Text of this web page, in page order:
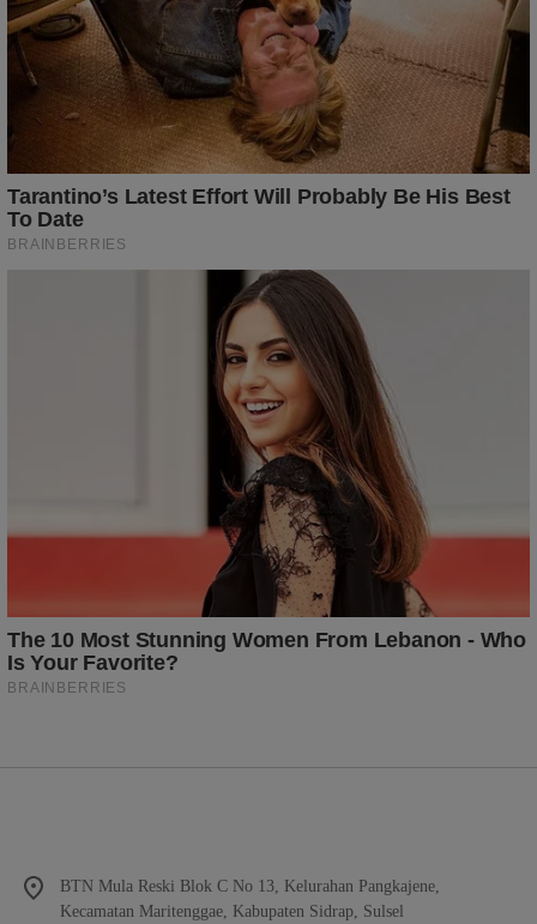
BTN Mula Reski Blok C No 13, Kelurahan Pangkajene,
Kecamatan Maritenggae, Kabupaten Sidrap, Sulsel